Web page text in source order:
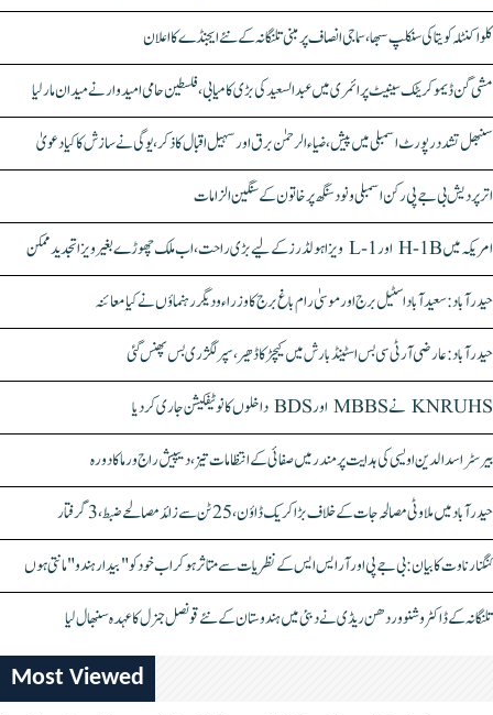
کلواکنٹلہ کویتا کی سنکلپ سبھا، سماجی انصاف پر مبنی تلنگانہ کے نئے ایجنڈے کا اعلان
مشی گن ڈیموکریٹک سینیٹ پرائمری میں عبدالسعید کی بڑی کامیابی، فلسطین حامی امیدوار نے میدان مار لیا
سنبھل تشدد رپورٹ اسمبلی میں پیش، ضیاء الرحمٰن برق اور سہیل اقبال کا ذکر، یوگی نے سازش کا کیا دعویٰ
اتر پردیش بی جے پی رکن اسمبلی ونود سنگھ پر خاتون کے سنگین الزامات
امریکہ میں H-1B اور L-1 ویزا ہولڈرز کے لیے بڑی راحت، اب ملک چھوڑے بغیر ویزا تجدید ممکن
حیدرآباد: سعیدآباد اسٹیل برج اور موسیٰ رام باغ برج کا وزراء و دیگر رہنماؤں نے کیا معائنہ
حیدرآباد: عارضی آر ٹی سی بس اسٹینڈ بارش میں کیچڑ کا ڈھیر، سپر لگژری بس پھنس گئی
KNRUHS نے MBBS اور BDS داخلوں کا نوٹیفکیشن جاری کر دیا
بیرسٹر اسدالدین اویسی کی ہدایت پر مندر میں صفائی کے انتظامات تیز، دیپیش راج ورما کا دورہ
حیدرآباد میں ملاوٹی مصالحہ جات کے خلاف بڑا کریک ڈاؤن، 25 ٹن سے زائد مصالحے ضبط، 3 گرفتار
کنگنا رناوت کا بیان: بی جے پی اور آر ایس ایس کے نظریات سے متاثر ہو کر اب خود کو "بیدار ہندو" مانتی ہوں
تلنگانہ کے ڈاکٹر وشنو وردھن ریڈی نے دبئی میں ہندوستان کے نئے قونصل جنرل کا عہدہ سنبھال لیا
Most Viewed